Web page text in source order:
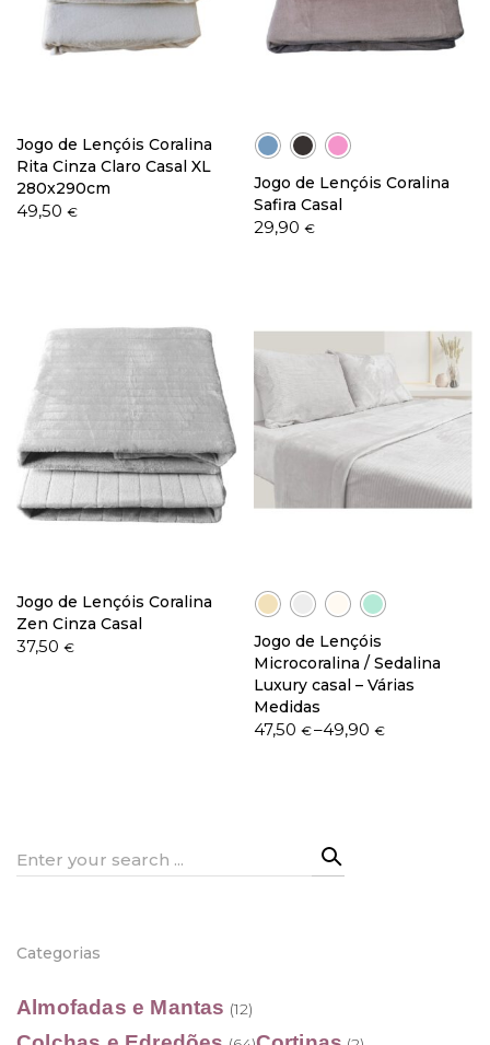
Jogo de Lençóis Coralina
Rita Cinza Claro Casal XL
280x290cm
49,50 €
Jogo de Lençóis Coralina
Safira Casal
29,90 €
Jogo de Lençóis Coralina
Zen Cinza Casal
37,50 €
Jogo de Lençóis
Microcoralina / Sedalina
Luxury casal – Várias
Medidas
47,50 €–49,90 €
Price
Search
Categorias
Almofadas e Mantas (12)